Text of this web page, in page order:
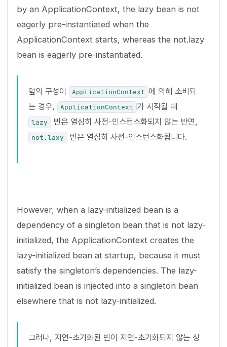
by an ApplicationContext, the lazy bean is not
eagerly pre-instantiated when the
ApplicationContext starts, whereas the not.lazy
bean is eagerly pre-instantiated.
앞의 구성이 ApplicationContext 에 의해 소비되
는 경우,
ApplicationContext 가 시작될 때
lazy 빈은 열심히 사전-인스턴스화되지 않는 반면,
not.laxy 빈은 열심히 사전-인스턴스화됩니다.
However, when a lazy-initialized bean is a
dependency of a singleton bean that is not lazy-
initialized, the ApplicationContext creates the
lazy-initialized bean at startup, because it must
satisfy the singleton’s dependencies. The lazy-
initialized bean is injected into a singleton bean
elsewhere that is not lazy-initialized.
그러나, 지연-초기화된 빈이 지연-초기화되지 않는 싱